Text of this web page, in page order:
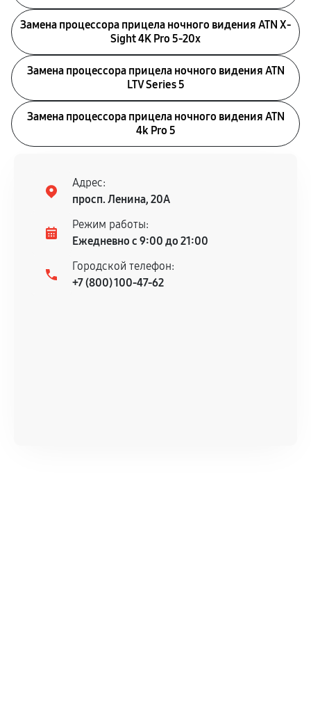
Замена процессора прицела ночного видения ATN X-
Sight 4K Pro 5-20x
Замена процессора прицела ночного видения ATN
LTV Series 5
Замена процессора прицела ночного видения ATN
4k Pro 5
Адрес:
просп. Ленина, 20А
Режим работы:
Ежедневно с 9:00 до 21:00
Городской телефон:
+7 (800) 100-47-62